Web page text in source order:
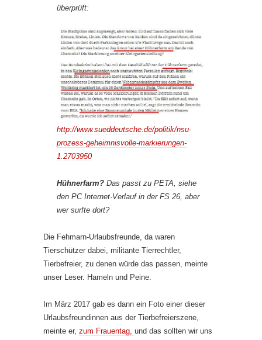
überprüft:
http://www.sueddeutsche.de/politik/nsu-
prozess-geheimnisvolle-markierungen-
1.2703950
Hühnerfarm? Das passt zu PETA, siehe
den PC Internet-Verlauf in der FS 26, aber
wer surfte dort?
Die Fehmarn-Urlaubsfreunde, da waren
Tierschützer dabei, militante Tierrechtler,
Tierbefreier, zu denen würde das passen, meinte
unser Leser. Hameln und Peine.
Im März 2017 gab es dann ein Foto einer dieser
Urlaubsfreundinnen aus der Tierbefreierszene,
meinte er, zum Frauentag, und das sollten wir uns